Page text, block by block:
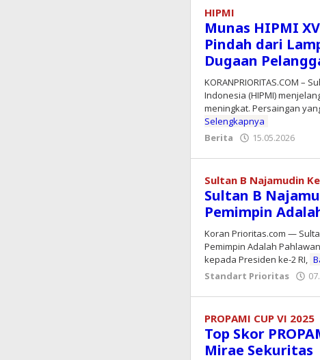
HIPMI
Munas HIPMI
Pindah dari
Dugaan
KORANPRIORITAS.COM –
Indonesia (HIPMI)
meningkat. Persaingan
Selengkapnya
Berita
15.05.2026
Sultan B Najamudin
Sultan B
Pemimpin
Koran Prioritas.com —
Pemimpin Adalah
kepada Presiden ke-2 RI,
Standart Prioritas
PROPAMI CUP VI 2025
Top Skor
Mirae Sekuritas